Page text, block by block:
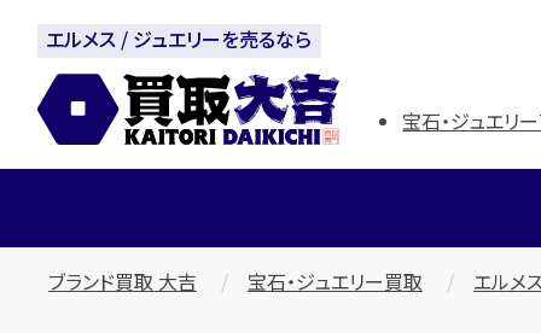
エルメス / ジュエリーを売るなら
宝石・ジュエリ
ブランド買取 大吉 宝石・ジュエリー買取 エルメ